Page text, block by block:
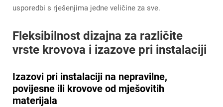
usporedbi s rješenjima jedne veličine za sve.
Fleksibilnost dizajna za različite
vrste krovova i izazove pri instalaciji
Izazovi pri instalaciji na nepravilne,
povijesne ili krovove od mješovitih
materijala